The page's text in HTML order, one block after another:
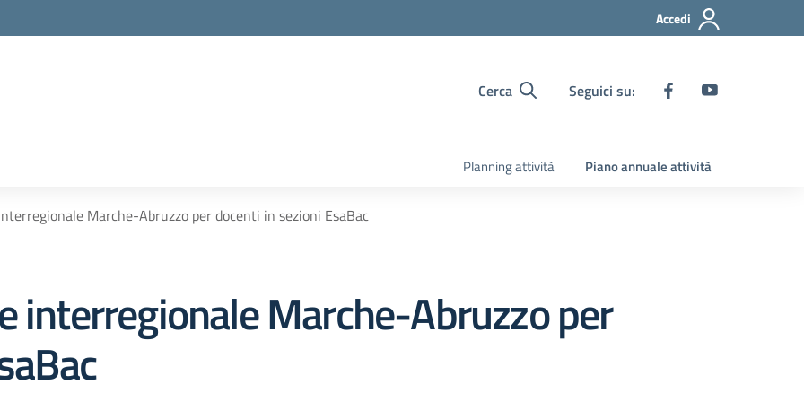
Accedi
Cerca Seguici su:
Planning attività Piano annuale attività
Marche-Abruzzo per docenti in sezioni EsaBac
interregionale Marche-Abruzzo per